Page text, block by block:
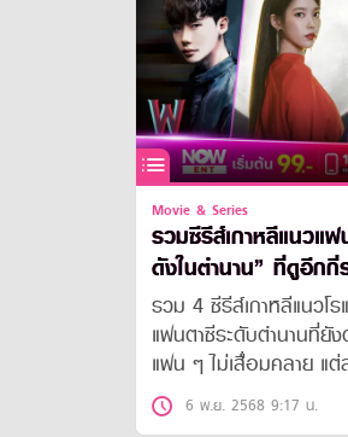
Movie & Series
รวมซีรีส์เกาหลีแนวแ
ดังในตำนาน” ที่ดูอีก
อินเหมือนเดิม
รวม 4 ซีรีส์เกาหลีแนวโร
แฟนตาซีระดับตำนานที่ยัง
แฟน ๆ ไม่เสื่อมคลาย แต่ละเรื่องเต็ม
ไปด้วยพลังแห่งความรัก ป
และภาพสวยเหนือจินตนาก
6 พ.ย. 2568 9:17 น.